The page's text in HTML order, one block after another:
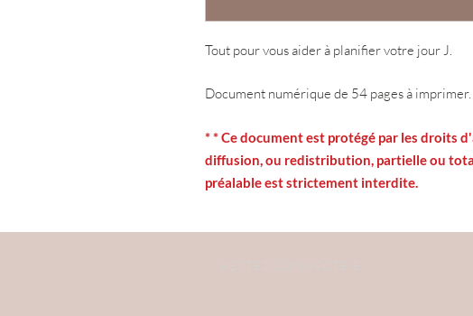
Tout pour vous aider à planifier votre jour J.
Document numérique de 54 pages à imprimer.
* * Ce document est protégé par les droits
diffusion, ou redistribution, partielle ou
préalable est strictement interdite.